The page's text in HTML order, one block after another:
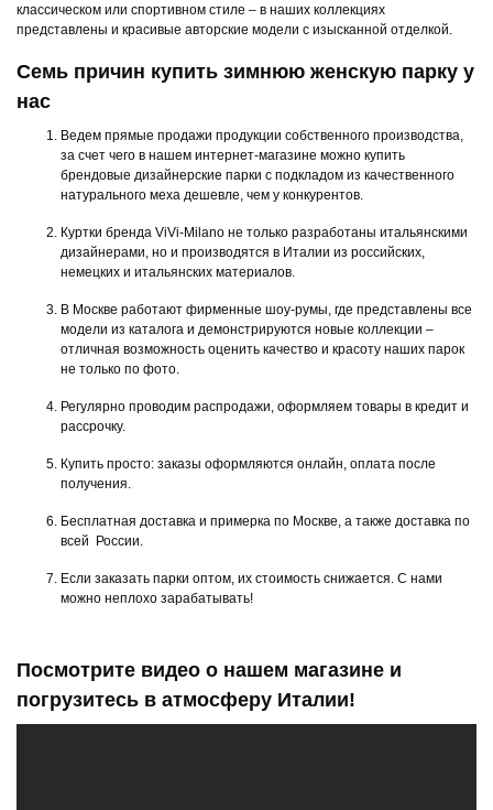
классическом или спортивном стиле – в наших коллекциях
представлены и красивые авторские модели с изысканной отделкой.
Семь причин купить зимнюю женскую парку у
нас
Ведем прямые продажи продукции собственного производства,
за счет чего в нашем интернет-магазине можно купить
брендовые дизайнерские парки с подкладом из качественного
натурального меха дешевле, чем у конкурентов.
Куртки бренда ViVi-Milano не только разработаны итальянскими
дизайнерами, но и производятся в Италии из российских,
немецких и итальянских материалов.
В Москве работают фирменные шоу-румы, где представлены все
модели из каталога и демонстрируются новые коллекции –
отличная возможность оценить качество и красоту наших парок
не только по фото.
Регулярно проводим распродажи, оформляем товары в кредит и
рассрочку.
Купить просто: заказы оформляются онлайн, оплата после
получения.
Бесплатная доставка и примерка по Москве, а также доставка по
всей России.
Если заказать парки оптом, их стоимость снижается. С нами
можно неплохо зарабатывать!
Посмотрите видео о нашем магазине и
погрузитесь в атмосферу Италии!